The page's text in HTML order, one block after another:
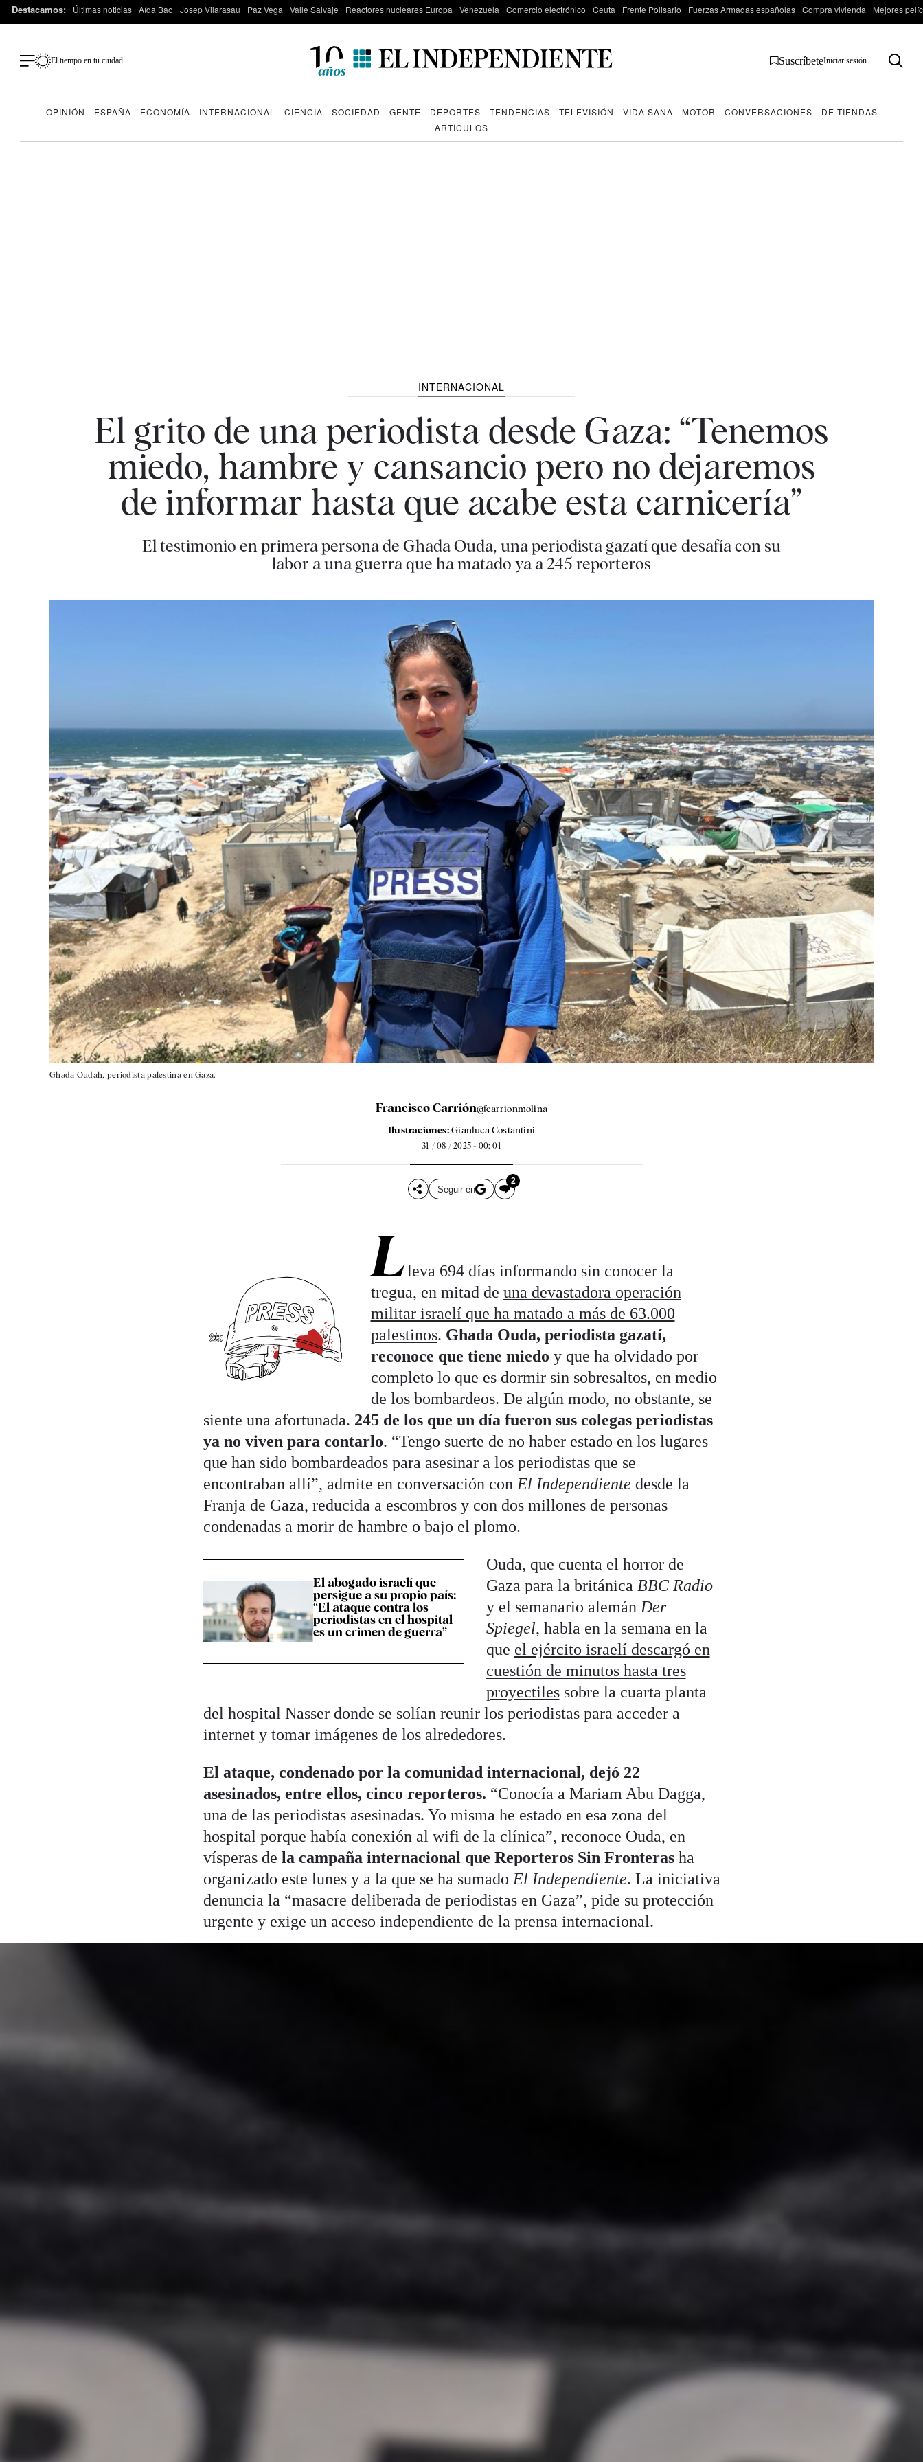
Destacamos: Últimas noticias Aída Bao Josep Vilarasau Paz Vega Valle Salvaje Reactores nucleares Europa Venezuela Comercio electrónico Ceuta Frente Polisario Fuerzas Armadas españolas Compra vivienda Mejores
El tiempo en tu ciudad SuscríbeteIniciar sesión
OPINIÓN ESPAÑA ECONOMÍA INTERNACIONAL CIENCIA SOCIEDAD GENTE DEPORTES TENDENCIAS TELEVISIÓN VIDA SANA MOTOR CONVERSACIONES
DE TIENDAS
ARTÍCULOS
INTERNACIONAL
El grito de una periodista desde Gaza: “Tenemos
miedo, hambre y cansancio pero no dejaremos
de informar hasta que acabe esta carnicería”
El testimonio en primera persona de Ghada Ouda, una periodista gazatí que desafía con su
labor a una guerra que ha matado ya a 245 reporteros
Ghada Oudah, periodista palestina en Gaza.
Francisco Carrión@fcarrionmolina
Ilustraciones:Gianluca Costantini
31 / 08 / 2025 - 00: 01
Seguir en
2
Lleva 694 días informando sin conocer la
tregua, en mitad de una devastadora operación
militar israelí que ha matado a más de 63.000
palestinos. Ghada Ouda, periodista gazatí,
reconoce que tiene miedo y que ha olvidado por
completo lo que es dormir sin sobresaltos, en medio
de los bombardeos. De algún modo, no obstante, se
siente una afortunada. 245 de los que un día fueron sus colegas periodistas
ya no viven para contarlo. “Tengo suerte de no haber estado en los lugares
que han sido bombardeados para asesinar a los periodistas que se
encontraban allí”, admite en conversación conEl Independiente desde la
Franja de Gaza, reducida a escombros y con dos millones de personas
condenadas a morir de hambre o bajo el plomo.
El abogado israelí que
persigue a su propio país:
“El ataque contra los
periodistas en el hospital
es un crimen de guerra”
Ouda, que cuenta el horror de
Gaza para la británica BBC Radio
y el semanario alemánDer
Spiegel, habla en la semana en la
que el ejército israelí descargó en
cuestión de minutos hasta tres
proyectilessobre la cuarta planta
del hospital Nasser donde se solían reunir los periodistas para acceder a
internet y tomar imágenes de los alrededores.
El ataque, condenado por la comunidad internacional, dejó 22
asesinados, entre ellos, cinco reporteros. “Conocía a Mariam Abu Dagga,
una de las periodistas asesinadas. Yo misma he estado en esa zona del
hospital porque había conexión al wifi de la clínica”, reconoce Ouda, en
vísperas de la campaña internacional que Reporteros Sin Fronterasha
organizado este lunes y a la que se ha sumadoEl Independiente. La iniciativa
denuncia la “masacre deliberada de periodistas en Gaza”, pide su protección
urgente y exige un acceso independiente de la prensa internacional.